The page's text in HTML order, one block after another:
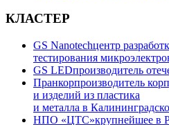
КЛАСТЕР
GS Nanotechцентр
тестирования
GS LEDпроизводитель
Пранкорпроизводитель
и изделий из пластика
и металла в
НПО «ЦТС»крупнейшее в